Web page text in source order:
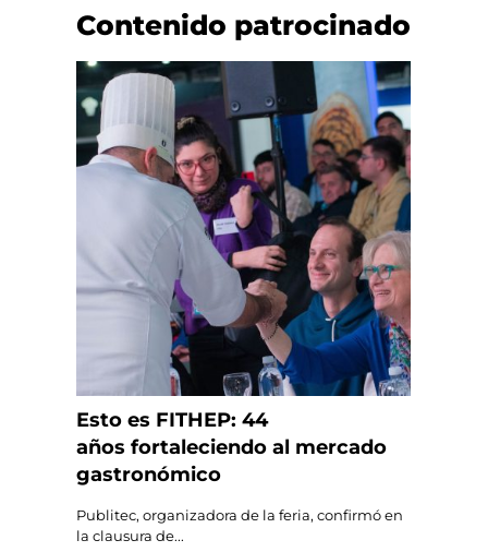
Contenido patrocinado
Esto es FITHEP: 44
años fortaleciendo al mercado
gastronómico
Publitec, organizadora de la feria, confirmó en
la clausura de...